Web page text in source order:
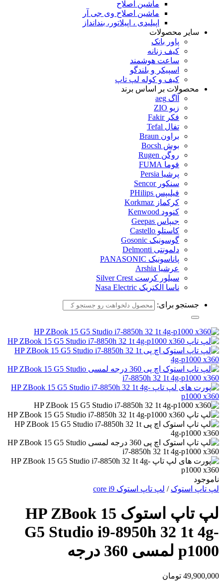
ماشین اصلاح
ماشین اصلاح وی جی آر
اپیلیدی ، اپیلاتور، بندانداز
سایر محصولات
پاور بانک
کیف زنانه
ساعت هوشمند
اسپیکر و بلندگو
کیف و کوله لپ تاپ
محصولات بر اساس برند
آاگ aeg
زیو ZIO
فکر Fakir
تفال Tefal
براون Braun
بوش Bocsh
روگن Rugen
فوما FUMA
پرشیا Persia
سنکور Sencor
فیلیپس PHilips
کرکماز Korkmaz
کنوود Kenwood
جیپاس Geepas
کاستلو Castello
گوسونیک Gosonic
دلمونتی Delmonti
پاناسونیک PANASONIC
عرشیا Arshia
سیلور کرست Silver Crest
ناسا الکتریک Nasa Electric
جستجو برای:
ناموجود
لپ تاپ استوک / لپ تاپ استوک core i9
لپ تاپ استوک HP ZBook 15
G5 Studio i9-8950h 32 1t 4g-
p1000 لمسی 360 درجه
49,900,000 تومان